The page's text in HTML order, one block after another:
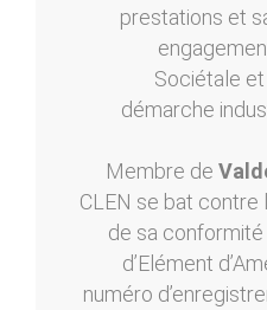
prestations et
Sociétale
démarche
Membre de
CLEN se bat
de sa
d’Elément
numéro